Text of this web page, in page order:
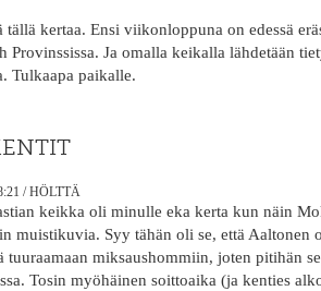
tällä kertaa. Ensi viikonloppuna on edessä
Provinssissa. Ja omalla keikalla lähdetään
Tulkaapa paikalle.
/HÖLTTÄ
keikka oli minulle eka kerta kun näin
muistikuvia. Syy tähän oli se, että
tuuraamaan miksaushommiin, joten pitihän
Tosin myöhäinen soittoaika (ja kenties